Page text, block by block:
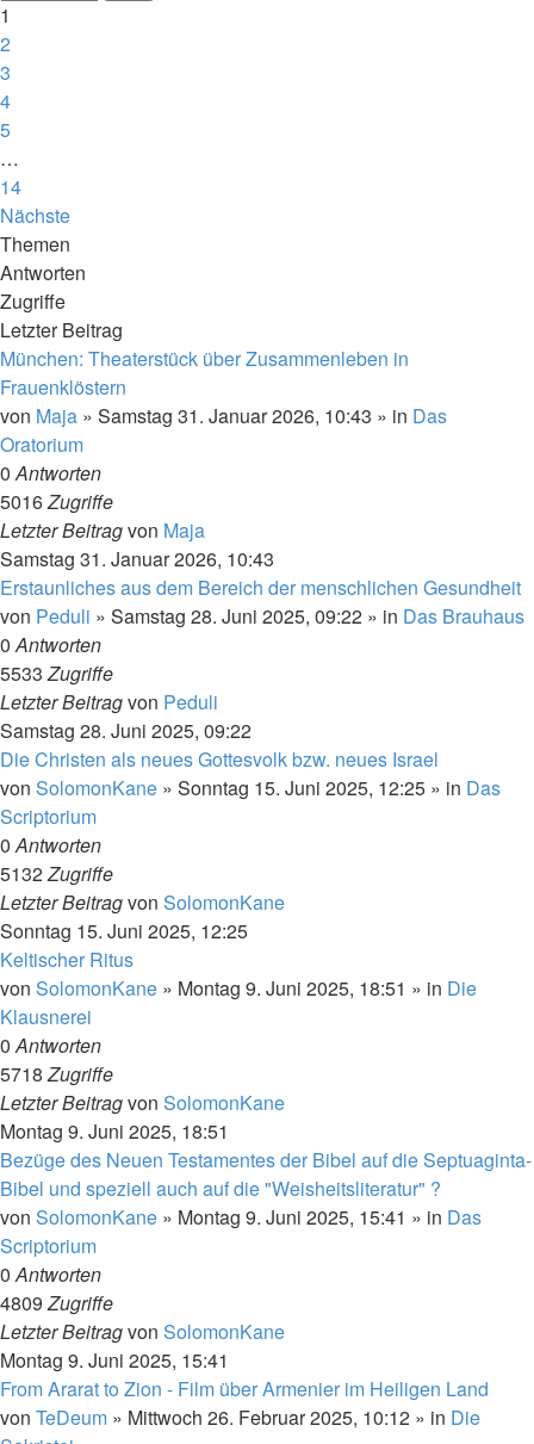
1
2
3
4
5
…
14
Nächste
Themen
Antworten
Zugriffe
Letzter Beitrag
München: Theaterstück über Zusammenleben in
Frauenklöstern
von Maja » Samstag 31. Januar 2026, 10:43 » in Das
Oratorium
0Antworten
5016Zugriffe
Letzter Beitragvon Maja
Samstag 31. Januar 2026, 10:43
Erstaunliches aus dem Bereich der menschlichen Gesundheit
von Peduli » Samstag 28. Juni 2025, 09:22 » in Das Brauhaus
0Antworten
5533Zugriffe
Letzter Beitragvon Peduli
Samstag 28. Juni 2025, 09:22
Die Christen als neues Gottesvolk bzw. neues Israel
von SolomonKane » Sonntag 15. Juni 2025, 12:25 » in Das
Scriptorium
0Antworten
5132Zugriffe
Letzter Beitragvon SolomonKane
Sonntag 15. Juni 2025, 12:25
Keltischer Ritus
von SolomonKane » Montag 9. Juni 2025, 18:51 » in Die
Klausnerei
0Antworten
5718Zugriffe
Letzter Beitragvon SolomonKane
Montag 9. Juni 2025, 18:51
Bezüge des Neuen Testamentes der Bibel auf die Septuaginta-
Bibel und speziell auch auf die "Weisheitsliteratur" ?
von SolomonKane » Montag 9. Juni 2025, 15:41 » in Das
Scriptorium
0Antworten
4809Zugriffe
Letzter Beitragvon SolomonKane
Montag 9. Juni 2025, 15:41
From Ararat to Zion - Film über Armenier im Heiligen Land
von TeDeum » Mittwoch 26. Februar 2025, 10:12 » in Die